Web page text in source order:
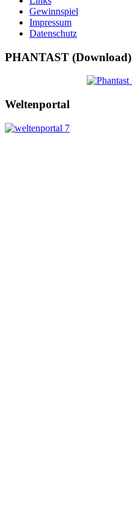
Gewinnspiel
Impressum
Datenschutz
PHANTAST (Download)
Weltenportal